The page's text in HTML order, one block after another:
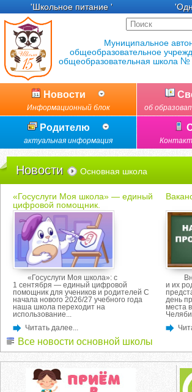
'Школьное питание '
Новости
Информационный блок об
Родителю
актуальная информация
Новости Основная школа
«Госуслуги Моя школа» — единый
цифровой помощник.
«Госуслуги Моя школа»: с
1 сентября — единый цифровой
помощник для учеников и родителей С
начала нового 2026/27 учебного года
наша школа переходит на
использование...
Читать далее...
и их
день
места
Все новости основной школы